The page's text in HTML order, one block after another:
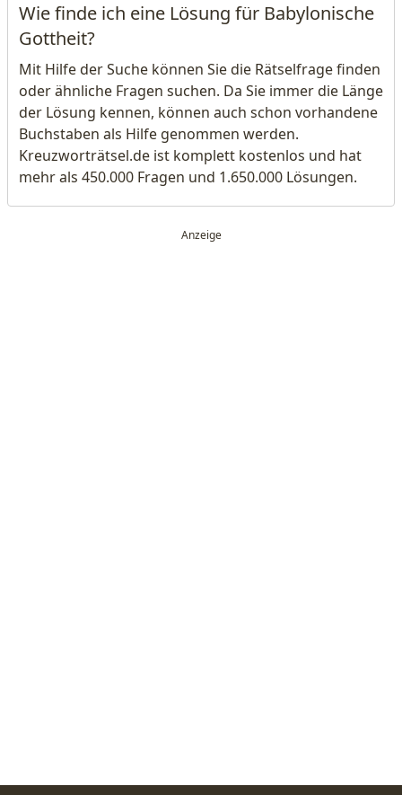
Wie finde ich eine Lösung für Babylonische
Gottheit?
Mit Hilfe der Suche können Sie die Rätselfrage finden
oder ähnliche Fragen suchen. Da Sie immer die Länge
der Lösung kennen, können auch schon vorhandene
Buchstaben als Hilfe genommen werden.
Kreuzworträtsel.de ist komplett kostenlos und hat
mehr als 450.000 Fragen und 1.650.000 Lösungen.